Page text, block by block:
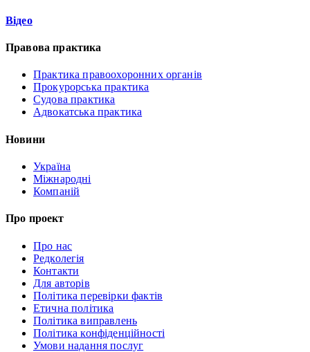
Відео
Правова практика
Практика правоохоронних органів
Прокурорська практика
Судова практика
Адвокатська практика
Новини
Україна
Міжнародні
Компаній
Про проект
Про нас
Редколегія
Контакти
Для авторів
Політика перевірки фактів
Етична політика
Політика виправлень
Політика конфіденційності
Умови надання послуг